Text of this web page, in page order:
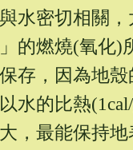
與水密切相關
的燃燒(氧化)
存，因為地殼
水的比熱
，最能保持